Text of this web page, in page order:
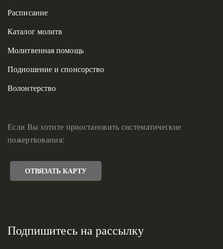
Расписание
Каталог молитв
Молитвенная помощь
Подношение и спонсорство
Волонтерство
Если Вы хотите приостановить систематические
пожертвования:
ОТВЯЗАТЬ КАРТУ
Подпишитесь на рассылку